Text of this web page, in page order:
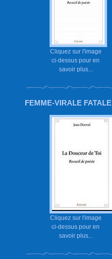
Cliquez sur l'image
ci-dessus pour en
savoir plus...
FEMME-VIRALE FATALE
Cliquez sur l'image
ci-dessus pour en
savoir plus...